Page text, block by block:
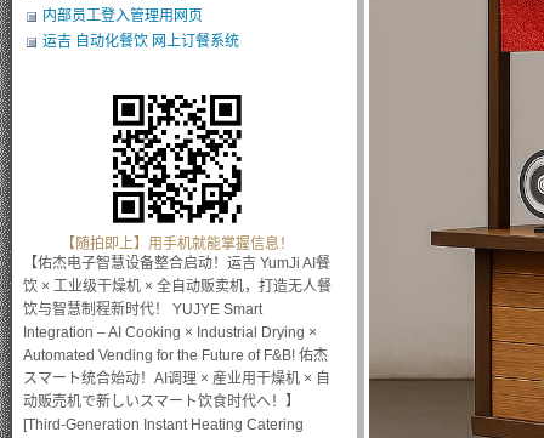
内部员工登入管理用网页
运吉 自动化餐饮 网上订餐系统
【随拍即上】用手机就能掌握信息！
【佑杰电子智慧设备整合启动！运吉 YumJi AI餐
饮 × 工业级干燥机 × 全自动贩卖机，打造无人餐
饮与智慧制程新时代！ YUJYE Smart
Integration – AI Cooking × Industrial Drying ×
Automated Vending for the Future of F&B! 佑杰
スマート统合始动！AI调理 × 産业用干燥机 × 自
动贩売机で新しいスマート饮食时代へ！】
[Third-Generation Instant Heating Catering